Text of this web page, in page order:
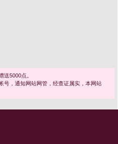
5000点。
号，通知网站网管，经查证属实，本网站